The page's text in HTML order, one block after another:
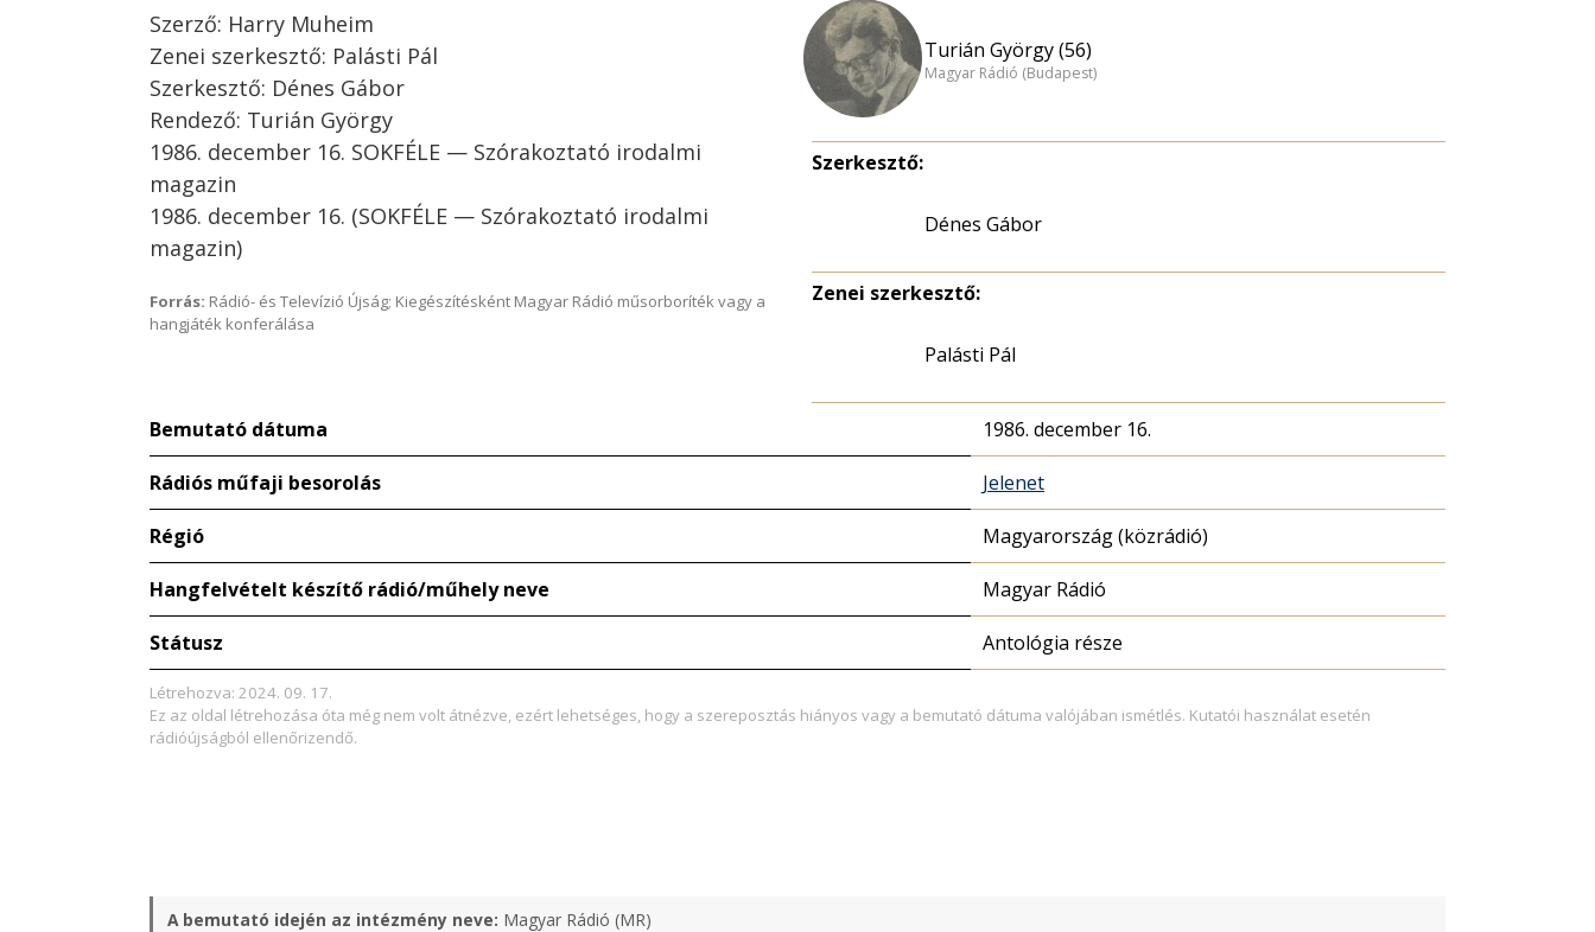
Szerző: Harry Muheim
Zenei szerkesztő: Palásti Pál
Szerkesztő: Dénes Gábor
Rendező: Turián György
1986. december 16. SOKFÉLE — Szórakoztató irodalmi
magazin
1986. december 16. (SOKFÉLE — Szórakoztató irodalmi
magazin)
Forrás: Rádió- és Televízió Újság; Kiegészítésként Magyar Rádió műsorboríték vagy a
hangjáték konferálása
Turián György (56)
Magyar Rádió (Budapest)
Szerkesztő:
Dénes Gábor
Zenei szerkesztő:
Palásti Pál
Bemutató dátuma 1986. december 16.
Rádiós műfaji besorolás Jelenet
Régió Magyarország (közrádió)
Hangfelvételt készítő rádió/műhely neve Magyar Rádió
Státusz Antológia része
Létrehozva: 2024. 09. 17.
Ez az oldal létrehozása óta még nem volt átnézve, ezért lehetséges, hogy a szereposztás hiányos vagy a bemutató dátuma valójában ismétlés. Kutatói használat esetén
rádióújságból ellenőrizendő.
A bemutató idején az intézmény neve: Magyar Rádió (MR)